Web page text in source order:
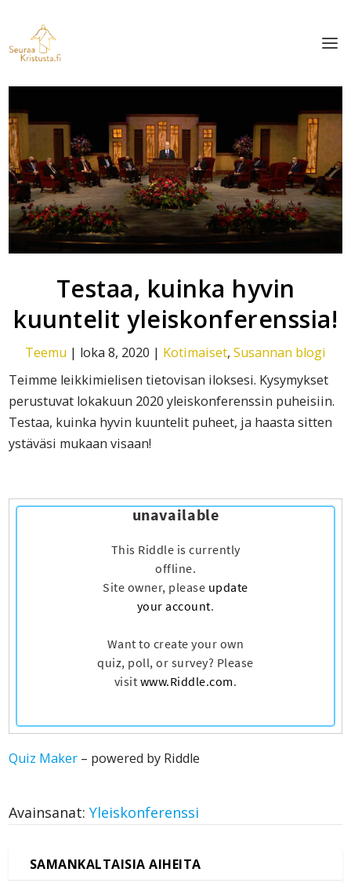
Testaa, kuinka hyvin
kuuntelit yleiskonferenssia!
Teemu | loka 8, 2020 | Kotimaiset, Susannan blogi
Teimme leikkimielisen tietovisan iloksesi. Kysymykset
perustuvat lokakuun 2020 yleiskonferenssin puheisiin.
Testaa, kuinka hyvin kuuntelit puheet, ja haasta sitten
ystäväsi mukaan visaan!
Quiz Maker – powered by Riddle
Avainsanat:Yleiskonferenssi